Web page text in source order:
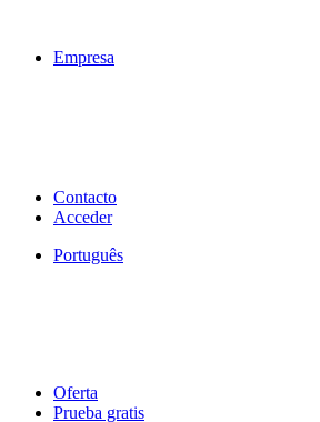
Empresa
Contacto
Acceder
Português
Oferta
Prueba gratis